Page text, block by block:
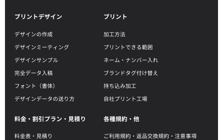
プリントデザイン
デザインの作成
デザインミーティング
デザインサンプル
完全データ入稿
フォント（書体）
デザインデータの送り方
プリント
加工方法
プリントできる範囲
ネーム・ナンバー入れ
ブランドタグ付け替え
持ち込み加工
自社プリント工場
料金・割引プラン・見積り
料金表・見積り
各種規約・他
ご利用規約・返品交換規約・注意事項